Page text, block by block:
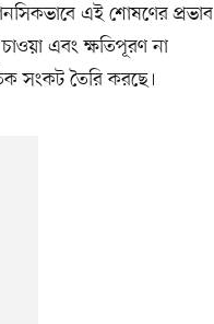
এই শোষণের প্রভাব
এবং ক্ষতিপূরণ না
সংকট তৈরি করছে।